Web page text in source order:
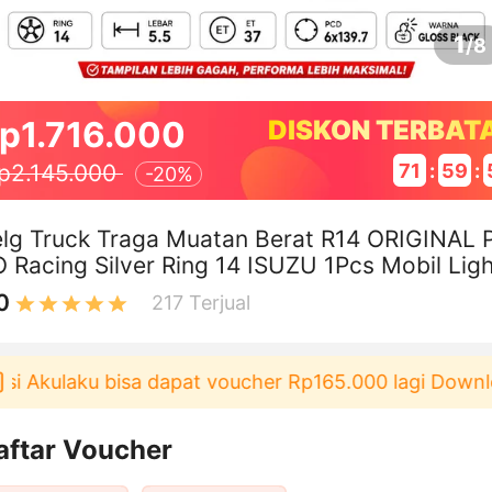
1/8
-20%
DISKON
71 : 59 :
Truck Traga Muatan Berat R14 ORIGINAL
Racing Silver Ring 14 ISUZU 1Pcs Mobil
Wildop Truk
217 Terjual
bisa dapat voucher Rp165.000 lagi Download
Voucher